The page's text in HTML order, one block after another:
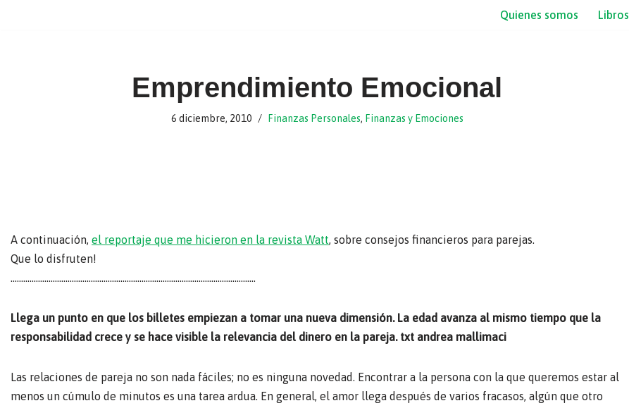
Quienes somos Libros
Emprendimiento Emocional
6 diciembre, 2010 Finanzas Personales, Finanzas y Emociones
A continuación, el reportaje que me hicieron en la revista Watt, sobre consejos financieros para parejas.
Que lo disfruten!
……………………………………………………………………………………………………..
Llega un punto en que los billetes empiezan a tomar una nueva dimensión. La edad avanza al mismo tiempo que la
responsabilidad crece y se hace visible la relevancia del dinero en la pareja. txt andrea mallimaci
Las relaciones de pareja no son nada fáciles; no es ninguna novedad. Encontrar a la persona con la que queremos estar al
menos un cúmulo de minutos es una tarea ardua. En general, el amor llega después de varios fracasos, algún que otro